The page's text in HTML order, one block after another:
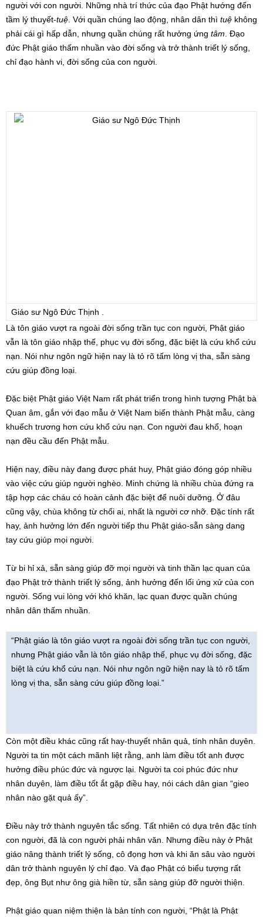
người với con người. Những nhà trí thức của đạo Phật hướng đến
tầm lý thuyết-tuệ . Với quần chúng lao động, nhân dân thì tuệ không
phải cái gì hấp dẫn, nhưng quần chúng rất hưởng ứng tâm . Đạo
đức Phật giáo thấm nhuần vào đời sống và trở thành triết lý sống,
chỉ đạo hành vi, đời sống của con người.
Giáo sư Ngô Đức Thịnh .
Là tôn giáo vượt ra ngoài đời sống trần tục con người, Phật giáo
vẫn là tôn giáo nhập thế, phục vụ đời sống, đặc biệt là cứu khổ cứu
nạn. Nói như ngôn ngữ hiện nay là tỏ rõ tấm lòng vị tha, sẵn sàng
cứu giúp đồng loại.
Đặc biệt Phật giáo Việt Nam rất phát triển trong hình tượng Phật bà
Quan âm, gắn với đạo mẫu ở Việt Nam biến thành Phật mẫu, càng
khuếch trương hơn cứu khổ cứu nạn. Con người đau khổ, hoạn
nạn đều cầu đến Phật mẫu.
Hiện nay, điều này đang được phát huy, Phật giáo đóng góp nhiều
vào việc cứu giúp người nghèo. Minh chứng là nhiều chùa đứng ra
tập hợp các cháu có hoàn cảnh đặc biệt để nuôi dưỡng. Ở đâu
cũng vậy, chùa không từ chối ai, nhất là người cơ nhỡ. Đặc tính rất
hay, ảnh hưởng lớn đến người tiếp thu Phật giáo-sẵn sàng dang
tay cứu giúp mọi người.
Từ bi hỉ xả, sẵn sàng giúp đỡ mọi người và tinh thần lạc quan của
đạo Phật trở thành triết lý sống, ảnh hưởng đến lối ứng xử của con
người. Sống vui lòng với khó khăn, lạc quan được quần chúng
nhân dân thấm nhuần.
“Phật giáo là tôn giáo vượt ra ngoài đời sống trần tục con người,
nhưng Phật giáo vẫn là tôn giáo nhập thế, phục vụ đời sống, đặc
biệt là cứu khổ cứu nạn. Nói như ngôn ngữ hiện nay là tỏ rõ tấm
lòng vị tha, sẵn sàng cứu giúp đồng loại.”
Còn một điều khác cũng rất hay-thuyết nhân quả, tính nhân duyên.
Người ta tin một cách mãnh liệt rằng, anh làm điều tốt anh được
hưởng điều phúc đức và ngược lại. Người ta coi phúc đức như
nhân duyên, làm điều tốt ắt gặp điều hay, nói cách dân gian “gieo
nhân nào gặt quả ấy”.
Điều này trở thành nguyên tắc sống. Tất nhiên có dựa trên đặc tính
con người, đã là con người phải nhân văn. Nhưng điều này ở Phật
giáo nâng thành triết lý sống, cô đọng hơn và khi ăn sâu vào người
dân trở thành nguyên lý chỉ đạo. Và đạo Phật có biểu tượng rất
đẹp, ông Bụt như ông già hiền từ, sẵn sàng giúp đỡ người thiện.
Phật giáo quan niệm thiện là bản tính con người, “Phật là Phật